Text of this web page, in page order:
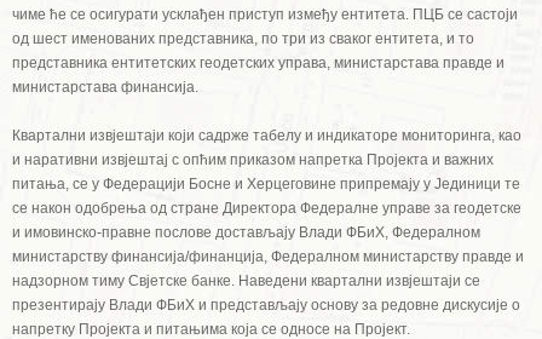
чиме ће се осигурати усклађен приступ између ентитета. ПЦБ се састоји
од шест именованих представника, по три из сваког ентитета, и то
представника ентитетских геодетских управа, министарстава правде и
министарстава финансија.
Квартални извјештаји који садрже табелу и индикаторе мониторинга, као
и наративни извјештај с опћим приказом напретка Пројекта и важних
питања, се у Федерацији Босне и Херцеговине припремају у Јединици те
се након одобрења од стране Директора Федералне управе за геодетске
и имовинско-правне послове достављају Влади ФБиХ, Федералном
министарству финансија/финанција, Федералном министарству правде и
надзорном тиму Свјетске банке. Наведени квартални извјештаји се
презентирају Влади ФБиХ и представљају основу за редовне дискусије о
напретку Пројекта и питањима која се односе на Пројект.